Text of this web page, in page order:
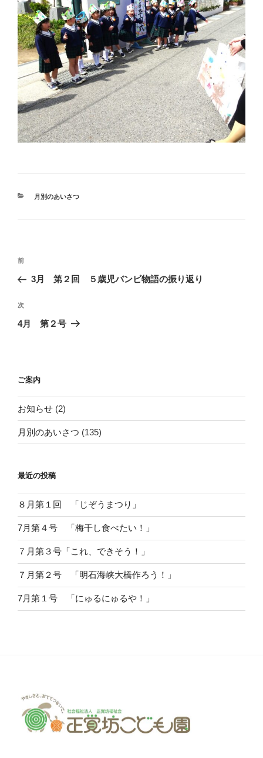
カ
月別のあいさつ
投
ナ
ビ
ゲ
ン
前
の
稿
前
3月 第２回 ５歳児バンビ物語の振り返り
次
の
次
4月 第２号
ご案内
お知らせ (2)
月別のあいさつ (135)
最近の投稿
８月第１回 「じぞうまつり」
7月第４号 「梅干し食べたい！」
７月第３号「これ、できそう！」
７月第２号 「明石海峡大橋作ろう！」
7月第１号 「にゅるにゅるや！」